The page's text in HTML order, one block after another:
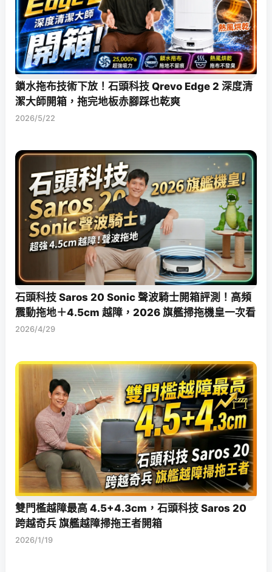
鎖水拖布技術下放！石頭科技 Qrevo Edge 2 深度清
潔大師開箱，拖完地板赤腳踩也乾爽
2026/5/22
石頭科技 Saros 20 Sonic 聲波騎士開箱評測！高頻
震動拖地＋4.5cm 越障，2026 旗艦掃拖機皇一次看
2026/4/29
雙門檻越障最高 4.5+4.3cm，石頭科技 Saros 20
跨越奇兵 旗艦越障掃拖王者開箱
2026/1/19